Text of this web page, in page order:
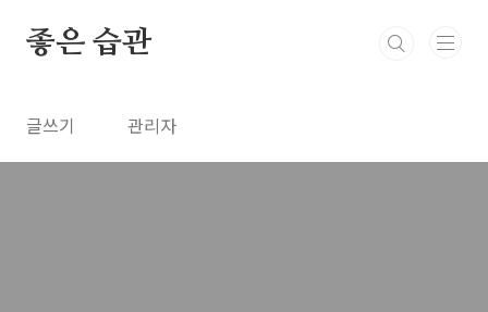
좋은 습관
글쓰기 관리자